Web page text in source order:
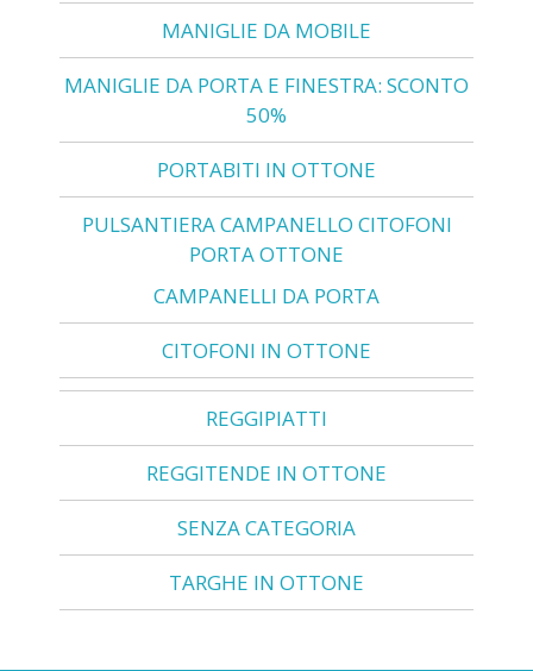
MANIGLIE DA MOBILE
MANIGLIE DA PORTA E FINESTRA: SCONTO
50%
PORTABITI IN OTTONE
PULSANTIERA CAMPANELLO CITOFONI
PORTA OTTONE
CAMPANELLI DA PORTA
CITOFONI IN OTTONE
REGGIPIATTI
REGGITENDE IN OTTONE
SENZA CATEGORIA
TARGHE IN OTTONE